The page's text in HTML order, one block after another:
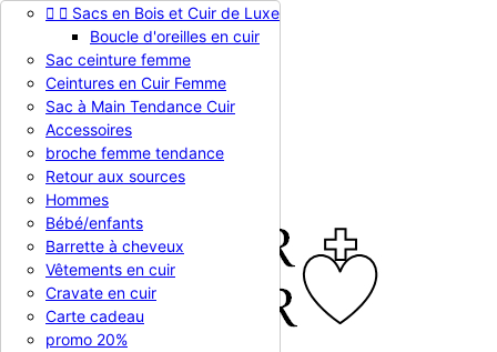
Appelez-nous :0786510612
EUR € 
EUR €
RUB RUB
Connexion
shopping_cart Panier (0)
  Sacs en Bois et Cuir de Luxe
Boucle d'oreilles en cuir
Sac ceinture femme
Ceintures en Cuir Femme
Sac à Main Tendance Cuir
Accessoires
broche femme tendance
Retour aux sources
Hommes
Bébé/enfants
Barrette à cheveux
Vêtements en cuir
Cravate en cuir
Carte cadeau
promo 20%